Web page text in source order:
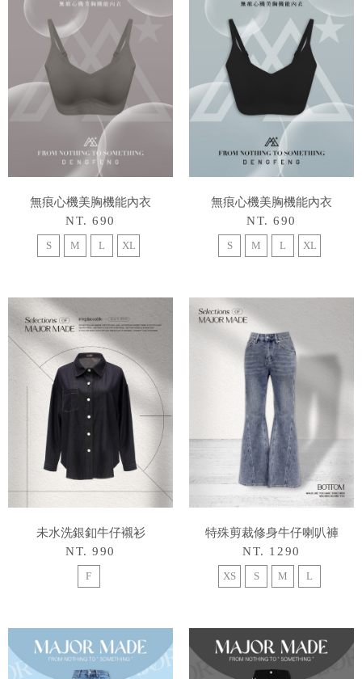
無痕心機美胸機能內衣
NT. 690
S M L XL
無痕心機美胸機能內衣
NT. 690
S M L XL
未水洗銀釦牛仔襯衫
NT. 990
F
特殊剪裁修身牛仔喇叭褲
NT. 1290
XS S M L